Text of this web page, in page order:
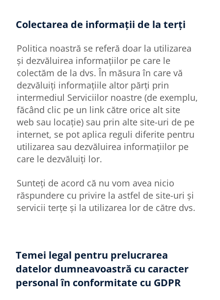
Colectarea de informații de la terți
Politica noastră se referă doar la utilizarea
și dezvăluirea informațiilor pe care le
colectăm de la dvs. În măsura în care vă
dezvăluiți informațiile altor părți prin
intermediul Serviciilor noastre (de exemplu,
făcând clic pe un link către orice alt site
web sau locație) sau prin alte site-uri de pe
internet, se pot aplica reguli diferite pentru
utilizarea sau dezvăluirea informațiilor pe
care le dezvăluiți lor.
Sunteți de acord că nu vom avea nicio
răspundere cu privire la astfel de site-uri și
servicii terțe și la utilizarea lor de către dvs.
Temei legal pentru prelucrarea
datelor dumneavoastră cu caracter
personal în conformitate cu GDPR